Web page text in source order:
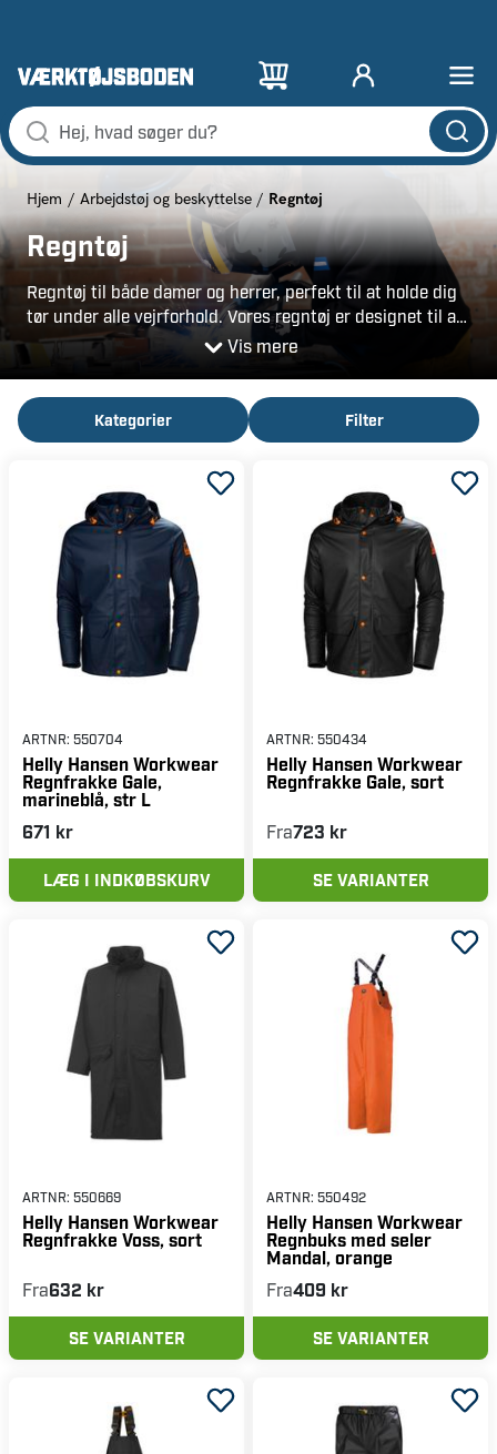
Hjem Arbejdstøj og beskyttelse Regntøj
Regntøj
Regntøj til både damer og herrer, perfekt til at holde dig
tør under alle vejrforhold. Vores regntøj er designet til at
være funktionelt med fokus på holdbarhed og komfort.
funktionalitet. Find det bedste regntøj og arbejdsregntøj
hos os for alle dine behov.
Vis mere
Kategorier Filter
ARTNR: 550704
Helly Hansen Workwear
Regnfrakke Gale,
marineblå, str L
671 kr
LÆG I INDKØBSKURV
ARTNR: 550434
Helly Hansen Workwear
Regnfrakke Gale, sort
Fra723 kr
SE VARIANTER
ARTNR: 550669
Helly Hansen Workwear
Regnfrakke Voss, sort
Fra632 kr
SE VARIANTER
ARTNR: 550492
Helly Hansen Workwear
Regnbuks med seler
Mandal, orange
Fra409 kr
SE VARIANTER